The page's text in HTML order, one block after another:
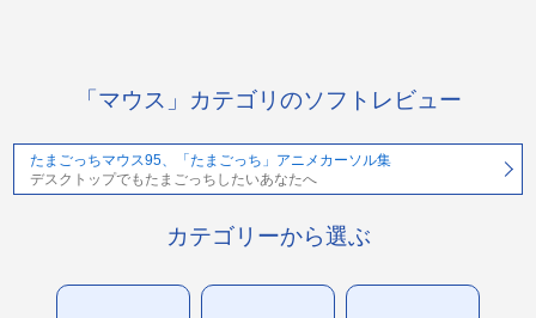
「マウス」カテゴリのソフトレビュー
たまごっちマウス95、「たまごっち」アニメカーソル集
デスクトップでもたまごっちしたいあなたへ
カテゴリーから選ぶ